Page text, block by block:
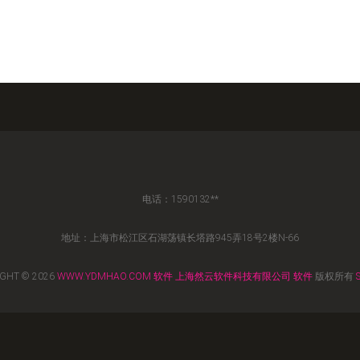
电话：1590132**
地址：上海市松江区石湖荡镇长塔路945弄18号2楼N-66
© 2026 WWW.YDMHAO.COM 软件 上海然云软件科技有限公司 软件版权所有